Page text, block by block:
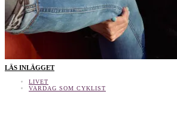
LÄS INLÄGGET
LIVET
VARDAG SOM CYKLIST